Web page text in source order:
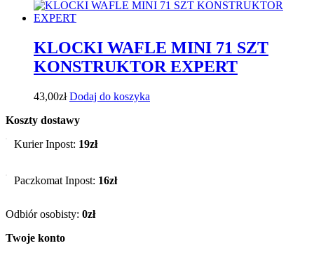
KLOCKI WAFLE MINI 71 SZT
KONSTRUKTOR EXPERT
43,00zł Dodaj do koszyka
Koszty dostawy
Kurier Inpost: 19zł
Paczkomat Inpost: 16zł
Odbiór osobisty: 0zł
Twoje konto